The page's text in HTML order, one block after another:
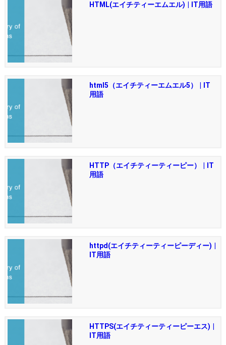
HTML(エイチティーエムエル) | IT用語
html5（エイチティーエムエル5） | IT
用語
HTTP（エイチティーティーピー） | IT
用語
httpd(エイチティーティーピーディー) |
IT用語
HTTPS(エイチティーティーピーエス) |
IT用語